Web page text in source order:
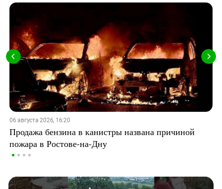
06 августа 2026, 16:20
Продажа бензина в канистры названа причиной
пожара в Ростове-на-Дну